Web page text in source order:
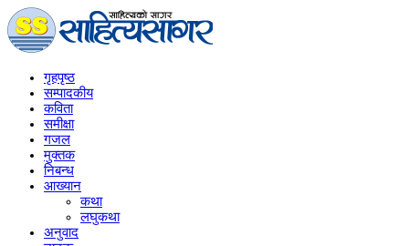
गृहपृष्‍ठ
सम्पादकीय
कविता
समीक्षा
गजल
मुक्तक
निबन्ध
आख्यान
कथा
लघुकथा
अनुवाद